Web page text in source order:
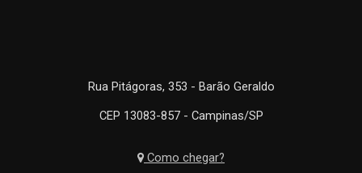
Rua Pitágoras, 353 - Barão Geraldo
CEP 13083-857 - Campinas/SP
Como chegar?